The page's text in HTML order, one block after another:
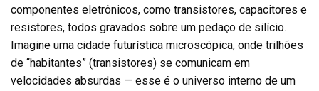
componentes eletrônicos, como transistores, capacitores e
resistores, todos gravados sobre um pedaço de silício.
Imagine uma cidade futurística microscópica, onde trilhões
de “habitantes” (transistores) se comunicam em
velocidades absurdas — esse é o universo interno de um